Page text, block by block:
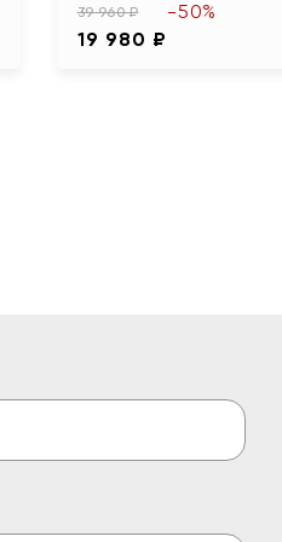
39 960 ₽
19 980 ₽
-50%